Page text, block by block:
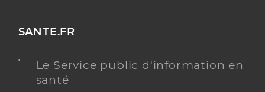
SANTE.FR
Le Service public d'information en
santé